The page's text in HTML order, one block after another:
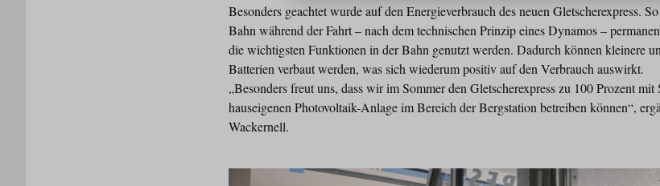
Besonders geachtet wurde auf den Energieverbrauch des neuen Gletscherexpress.
Bahn während der Fahrt – nach dem technischen Prinzip eines Dynamos –
die wichtigsten Funktionen in der Bahn genutzt werden. Dadurch können kleinere
Batterien verbaut werden, was sich wiederum positiv auf den Verbrauch auswirkt.
„Besonders freut uns, dass wir im Sommer den Gletscherexpress zu 100 Prozent mit
hauseigenen Photovoltaik-Anlage im Bereich der Bergstation betreiben können“,
Wackernell.